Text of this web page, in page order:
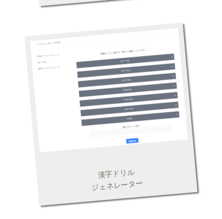
漢字ドリル
ジェネレーター